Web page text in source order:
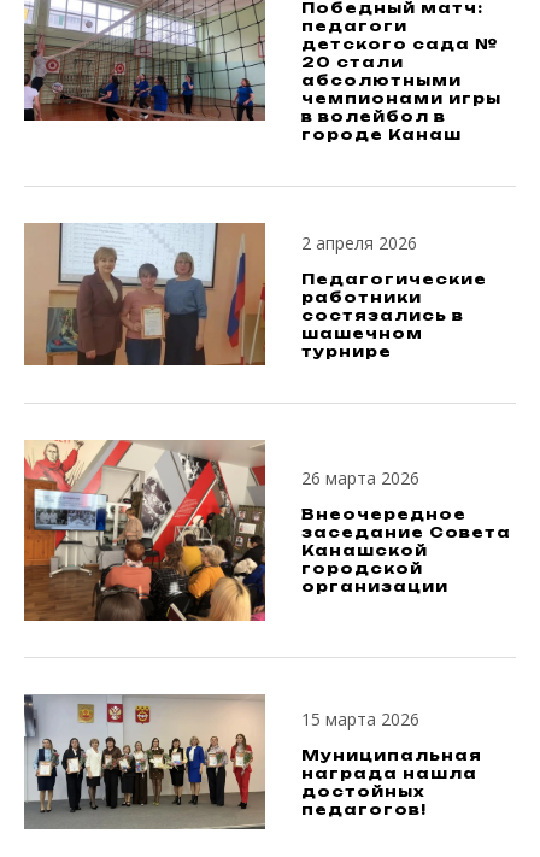
Победный матч:
педагоги
детского сада №
20 стали
абсолютными
чемпионами игры
в волейбол в
городе Канаш
2 апреля 2026
Педагогические
работники
состязались в
шашечном
турнире
26 марта 2026
Внеочередное
заседание Совета
Канашской
городской
организации
15 марта 2026
Муниципальная
награда нашла
достойных
педагогов!